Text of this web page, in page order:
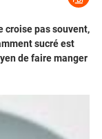
croise pas souvent,
sucré est
de faire manger